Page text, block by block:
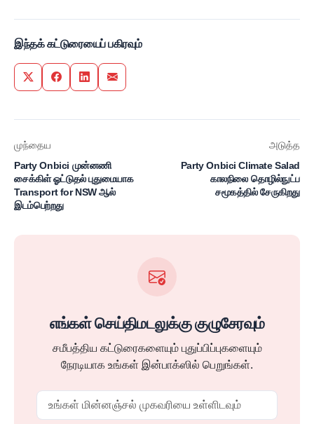
இந்தக் கட்டுரையைப் பகிரவும்
Share on Twitter
Share on Facebook
Share on LinkedIn
Share via Email
முந்தைய
Party Onbici முன்னணி
சைக்கிள் ஓட்டுதல் புதுமையாக
Transport for NSW ஆல்
இடம்பெற்றது
அடுத்த
Party Onbici Climate Salad
காலநிலை தொழில்நுட்ப
சமூகத்தில் சேருகிறது
எங்கள் செய்திமடலுக்கு குழுசேரவும்
சமீபத்திய கட்டுரைகளையும் புதுப்பிப்புகளையும்
நேரடியாக உங்கள் இன்பாக்ஸில் பெறுங்கள்.